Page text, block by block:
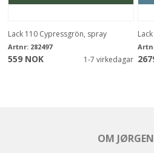
Lack 110 Cypressgrön, spray
Artnr: 282497
559 NOK 1-7 virkedagar
OM